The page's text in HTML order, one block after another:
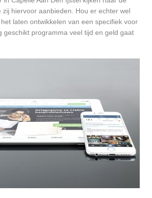
zij hiervoor aanbieden. Hou er echter wel
laten ontwikkelen van een specifiek voor
geschikt programma veel tijd en geld gaat